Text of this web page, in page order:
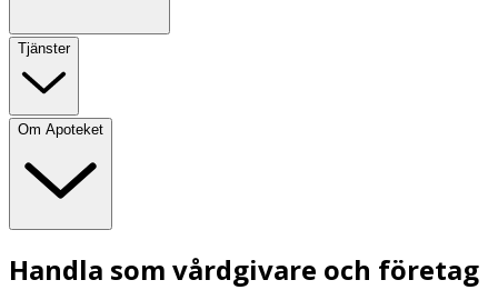
Tjänster
Om Apoteket
Handla som vårdgivare och företag